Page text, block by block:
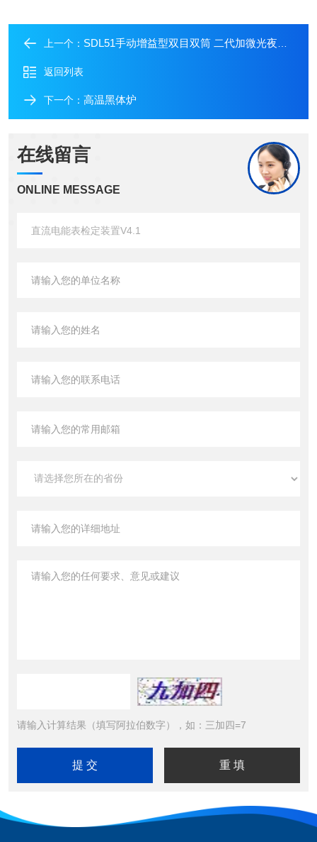
上一个： SDL51手动增益型双目双筒 二代加微光夜视仪
返回列表
下一个： 高温黑体炉
在线留言
ONLINE MESSAGE
请输入计算结果（填写阿拉伯数字），如：三加四=7